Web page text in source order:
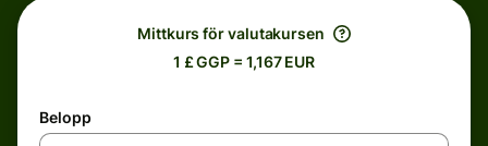
Mittkurs för valutakursen
1 £ GGP = 1,167 EUR
Belopp